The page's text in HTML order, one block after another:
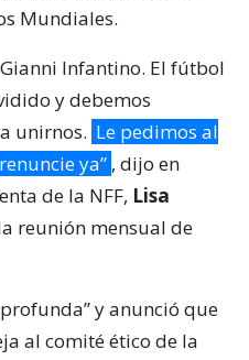
Mundiales.
Infantino. El fútbol
y debemos
unirnos. Le pedimos al
ya” , dijo en
de la NFF, Lisa
reunión mensual de
y anunció que
al comité ético de la